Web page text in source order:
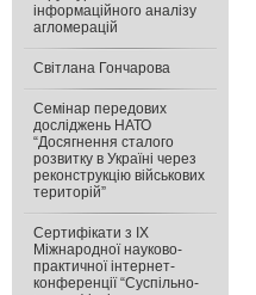
інформаційного аналізу
агломерацій
Світлана Гончарова
Семінар передових
досліджень НАТО
“Досягнення сталого
розвитку в Україні через
реконструкцію військових
територій”
Сертифікати з IX
Міжнародної науково-
практичної інтернет-
конференції “Суспільно-